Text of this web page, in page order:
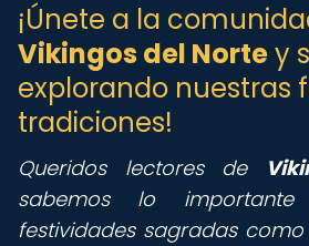
¡Únete a la
Vikingos del Nortey
explorando nuestras
tradiciones!
Queridos lectores de
sabemos lo
festividades sagradas